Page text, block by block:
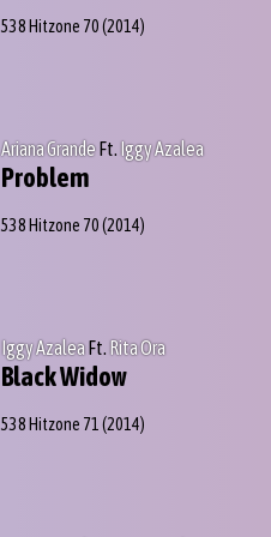
538 Hitzone 70(2014)
Ariana GrandeFt. Iggy Azalea
Problem
538 Hitzone 70(2014)
Iggy AzaleaFt. Rita Ora
Black Widow
538 Hitzone 71 (2014)